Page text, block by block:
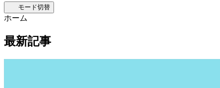
モード切替
ホーム
最新記事